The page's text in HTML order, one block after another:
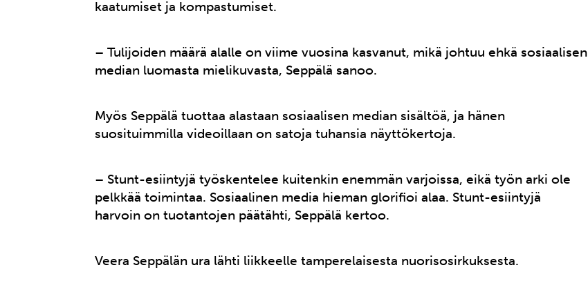
kaatumiset ja kompastumiset.
– Tulijoiden määrä alalle on viime vuosina kasvanut, mikä johtuu ehkä sosiaalisen
median luomasta mielikuvasta, Seppälä sanoo.
Myös Seppälä tuottaa alastaan sosiaalisen median sisältöä, ja hänen
suosituimmilla videoillaan on satoja tuhansia näyttökertoja.
– Stunt-esiintyjä työskentelee kuitenkin enemmän varjoissa, eikä työn arki ole
pelkkää toimintaa. Sosiaalinen media hieman glorifioi alaa. Stunt-esiintyjä
harvoin on tuotantojen päätähti, Seppälä kertoo.
Veera Seppälän ura lähti liikkeelle tamperelaisesta nuorisosirkuksesta.